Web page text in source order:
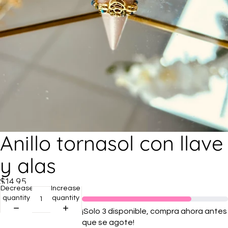
Anillo tornasol con llave
y alas
$14.95
Decrease
quantity
Increase
quantity
¡Solo 3 disponible, compra ahora antes
que se agote!